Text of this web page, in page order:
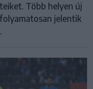
Több helyen új
jelentik